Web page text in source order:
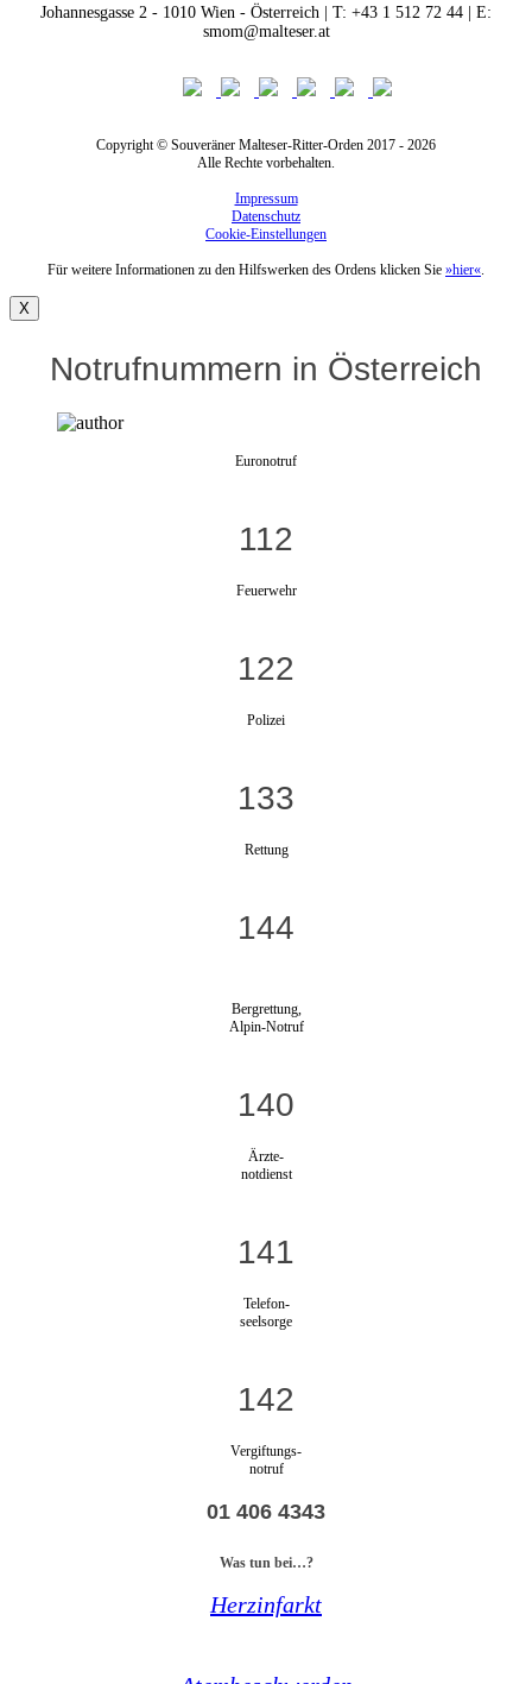
Johannesgasse 2 - 1010 Wien - Österreich | T: +43 1 512 72 44 | E:
smom@malteser.at
Copyright © Souveräner Malteser-Ritter-Orden 2017 - 2026
Alle Rechte vorbehalten.
Impressum
Datenschutz
Cookie-Einstellungen
Für weitere Informationen zu den Hilfswerken des Ordens klicken Sie »hier«.
X
Notrufnummern in Österreich
Euronotruf
112
Feuerwehr
122
Polizei
133
Rettung
144
Bergrettung,
Alpin-Notruf
140
Ärzte-
notdienst
141
Telefon-
seelsorge
142
Vergiftungs-
notruf
01 406 4343
Was tun bei…?
Herzinfarkt